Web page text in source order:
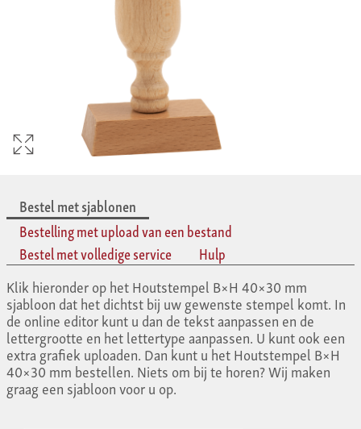
Bestel met sjablonen
Bestelling met upload van een bestand
Bestel met volledige service
Hulp
Klik hieronder op het Houtstempel B×H 40×30 mm
sjabloon dat het dichtst bij uw gewenste stempel komt. In
de online editor kunt u dan de tekst aanpassen en de
lettergrootte en het lettertype aanpassen. U kunt ook een
extra grafiek uploaden. Dan kunt u het Houtstempel B×H
40×30 mm bestellen. Niets om bij te horen? Wij maken
graag een sjabloon voor u op.